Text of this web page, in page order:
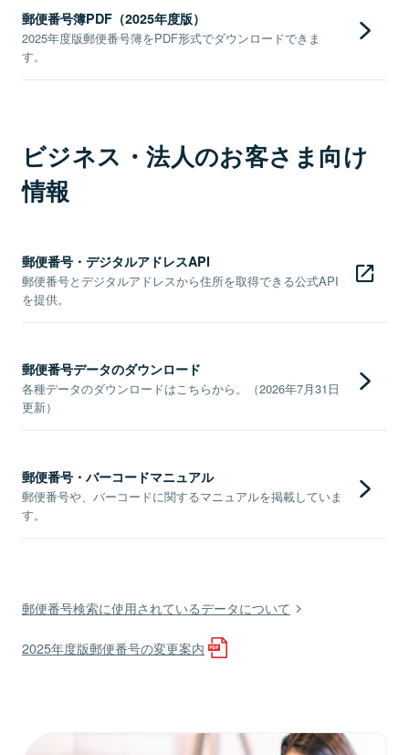
郵便番号簿PDF（2025年度版）
2025年度版郵便番号簿をPDF形式でダウンロードできま
す。
ビジネス・法人のお客さま向け
情報
郵便番号・デジタルアドレスAPI
郵便番号とデジタルアドレスから住所を取得できる公式API
を提供。
郵便番号データのダウンロード
各種データのダウンロードはこちらから。（2026年7月31日
更新）
郵便番号・バーコードマニュアル
郵便番号や、バーコードに関するマニュアルを掲載していま
す。
郵便番号検索に使用されているデータについて
2025年度版郵便番号の変更案内